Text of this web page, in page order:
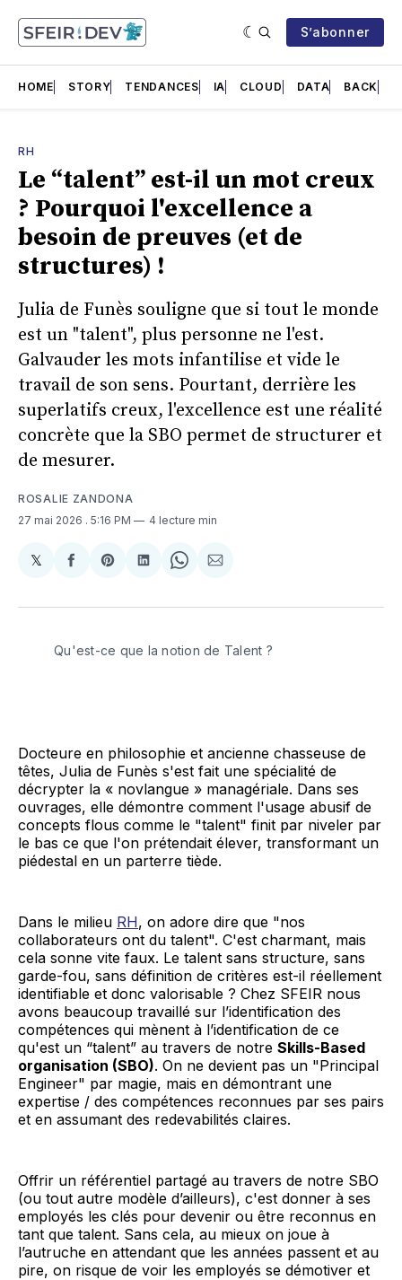
S’abonner
HOME STORY TENDANCES IA CLOUD DATA BACK
RH
Le “talent” est-il un mot creux
? Pourquoi l'excellence a
besoin de preuves (et de
structures) !
Julia de Funès souligne que si tout le monde
est un "talent", plus personne ne l'est.
Galvauder les mots infantilise et vide le
travail de son sens. Pourtant, derrière les
superlatifs creux, l'excellence est une réalité
concrète que la SBO permet de structurer et
de mesurer.
ROSALIE ZANDONA
27 mai 2026 . 5:16 PM 4 lecture min
𝕏Share
X
Partager
Facebook
Share
Pinterest
Partager
LinkedIn
Share
WhatsApp
Partager
Courriel
Qu'est-ce que la notion de Talent ?
Docteure en philosophie et ancienne chasseuse de
têtes, Julia de Funès s'est fait une spécialité de
décrypter la « novlangue » managériale. Dans ses
ouvrages, elle démontre comment l'usage abusif de
concepts flous comme le "talent" finit par niveler par
le bas ce que l'on prétendait élever, transformant un
piédestal en un parterre tiède.
Dans le milieu RH, on adore dire que "nos
collaborateurs ont du talent". C'est charmant, mais
cela sonne vite faux. Le talent sans structure, sans
garde-fou, sans définition de critères est-il réellement
identifiable et donc valorisable ? Chez SFEIR nous
avons beaucoup travaillé sur l’identification des
compétences qui mènent à l’identification de ce
qu'est un “talent” au travers de notre Skills-Based
organisation (SBO). On ne devient pas un "Principal
Engineer" par magie, mais en démontrant une
expertise / des compétences reconnues par ses pairs
et en assumant des redevabilités claires.
Offrir un référentiel partagé au travers de notre SBO
(ou tout autre modèle d’ailleurs), c'est donner à ses
employés les clés pour devenir ou être reconnus en
tant que talent. Sans cela, au mieux on joue à
l’autruche en attendant que les années passent et au
pire, on risque de voir les employés se démotiver et